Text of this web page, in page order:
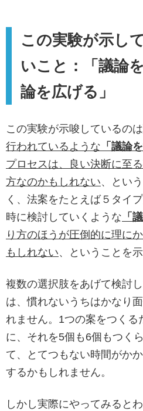
この実験が示し
いこと：「議論
論を広げる」
この実験が示唆しているのは
行われているような 「議論
プロセスは、良い決断に至
方なのかもしれない、とい
く、法案をたとえば５タイ
時に検討していくような 「
り方のほうが圧倒的に理に
もしれない、ということを
複数の選択肢をあげて検討
は、慣れないうちはかなり
れません。1つの案をつくる
に、それを5個も6個もつく
て、とてつもない時間がか
するかもしれません。
しかし実際にやってみると